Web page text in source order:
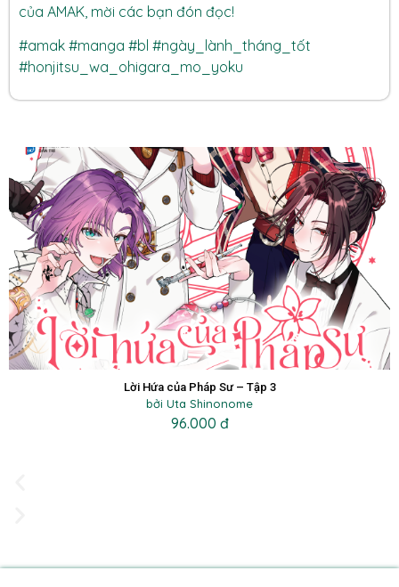
của AMAK , mời các bạn đón đọc!
#amak #manga #bl #ngày_lành_tháng_tốt
#honjitsu_wa_ohigara_mo_yoku
Lời Hứa của Pháp Sư – Tập 3
bởi Uta Shinonome
96.000 đ